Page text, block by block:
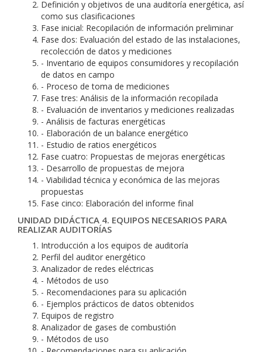
Definición y objetivos de una auditoría energética, así
como sus clasificaciones
Fase inicial: Recopilación de información preliminar
Fase dos: Evaluación del estado de las instalaciones,
recolección de datos y mediciones
- Inventario de equipos consumidores y recopilación
de datos en campo
- Proceso de toma de mediciones
Fase tres: Análisis de la información recopilada
- Evaluación de inventarios y mediciones realizadas
- Análisis de facturas energéticas
- Elaboración de un balance energético
- Estudio de ratios energéticos
Fase cuatro: Propuestas de mejoras energéticas
- Desarrollo de propuestas de mejora
- Viabilidad técnica y económica de las mejoras
propuestas
Fase cinco: Elaboración del informe final
UNIDAD DIDÁCTICA 4. EQUIPOS NECESARIOS PARA
REALIZAR AUDITORÍAS
Introducción a los equipos de auditoría
Perfil del auditor energético
Analizador de redes eléctricas
- Métodos de uso
- Recomendaciones para su aplicación
- Ejemplos prácticos de datos obtenidos
Equipos de registro
Analizador de gases de combustión
- Métodos de uso